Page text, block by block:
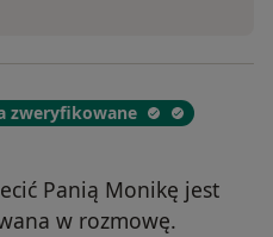
zweryfikowane
Panią Monikę jest
w rozmowę.